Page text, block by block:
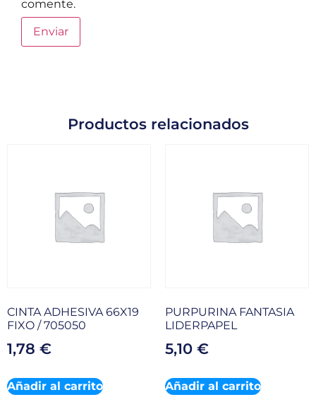
comente.
Productos relacionados
CINTA ADHESIVA 66X19
FIXO / 705050
1,78 €
Añadir al carrito
PURPURINA FANTASIA
LIDERPAPEL
5,10 €
Añadir al carrito